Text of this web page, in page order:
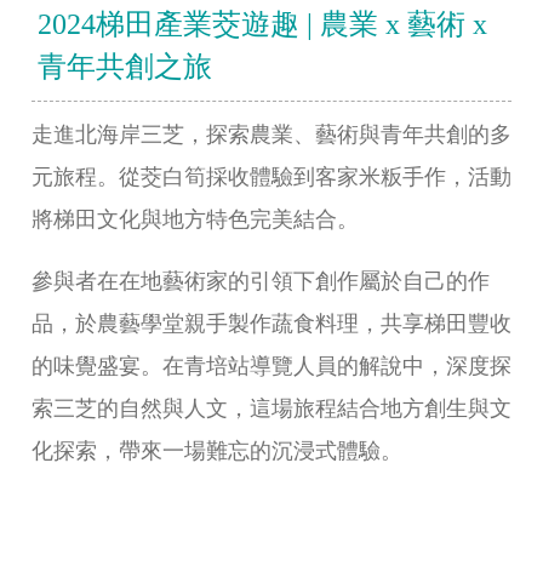
2024梯田產業茭遊趣 | 農業 x 藝術 x
青年共創之旅
走進北海岸三芝，探索農業、藝術與青年共創的多
元旅程。從茭白筍採收體驗到客家米粄手作，活動
將梯田文化與地方特色完美結合。
參與者在在地藝術家的引領下創作屬於自己的作
品，於農藝學堂親手製作蔬食料理，共享梯田豐收
的味覺盛宴。在青培站導覽人員的解說中，深度探
索三芝的自然與人文，這場旅程結合地方創生與文
化探索，帶來一場難忘的沉浸式體驗。